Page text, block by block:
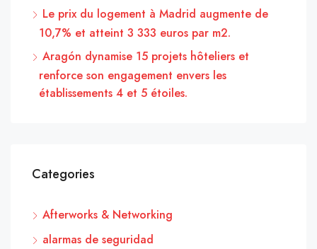
Le prix du logement à Madrid augmente de
10,7% et atteint 3 333 euros par m2.
Aragón dynamise 15 projets hôteliers et
renforce son engagement envers les
établissements 4 et 5 étoiles.
Categories
Afterworks & Networking
alarmas de seguridad